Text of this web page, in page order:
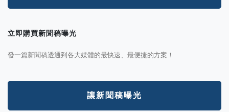
立即購買新聞稿曝光
發一篇新聞稿透通到各大媒體的最快速、最便捷的方案！
讓新聞稿曝光